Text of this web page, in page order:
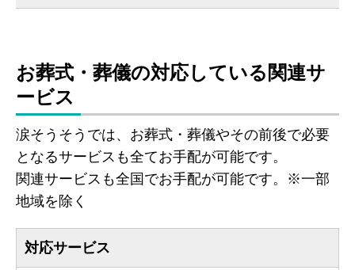
お葬式・葬儀の対応している関連サ
ービス
涙そうそうでは、お葬式・葬儀やその前後で必要
となるサービスも全てお手配が可能です。
関連サービスも全国でお手配が可能です。※一部
地域を除く
対応サービス